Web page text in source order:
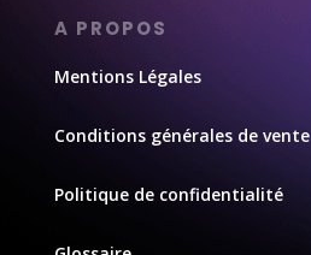
A PROPOS
Mentions Légales
Conditions générales de vente
Politique de confidentialité